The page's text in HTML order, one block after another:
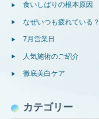
食いしばりの根本原因
なぜいつも疲れている？
7月営業日
人気施術のご紹介
徹底美白ケア
カテゴリー